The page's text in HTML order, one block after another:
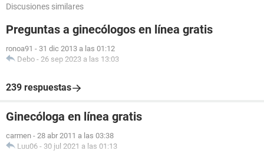
Discusiones similares
Preguntas a ginecólogos en línea gratis
ronoa91 - 31 dic 2013 a las 01:12
Debo - 26 sep 2023 a las 13:03
239 respuestas
Ginecóloga en línea gratis
carmen - 28 abr 2011 a las 03:38
Luu06 - 30 jul 2021 a las 01:13